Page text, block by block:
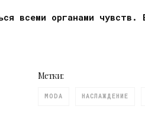
всеми органами чувств.
Метки:
MODA НАСЛАЖДЕНИЕ